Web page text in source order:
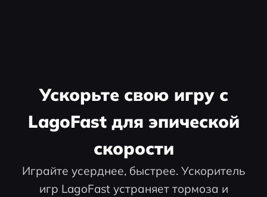
Ускорьте свою игру с
LagoFast для эпической
скорости
Играйте усерднее, быстрее. Ускоритель
игр LagoFast устраняет тормоза и